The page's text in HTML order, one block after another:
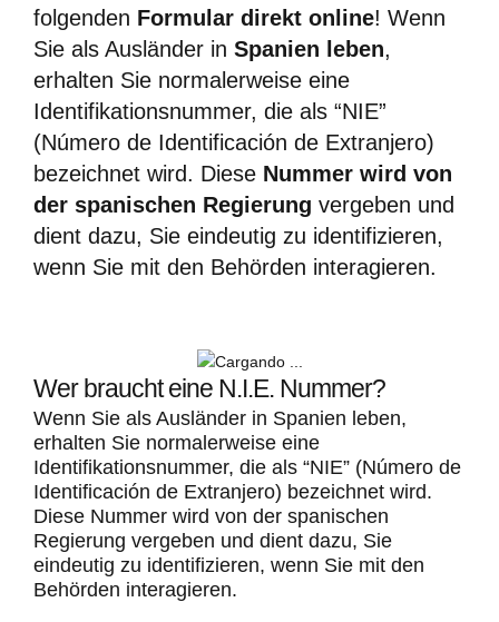
folgenden Formular direkt online! Wenn
Sie als Ausländer in Spanien leben,
erhalten Sie normalerweise eine
Identifikationsnummer, die als “NIE”
(Número de Identificación de Extranjero)
bezeichnet wird. Diese Nummer wird von
der spanischen Regierung vergeben und
dient dazu, Sie eindeutig zu identifizieren,
wenn Sie mit den Behörden interagieren.
Wer braucht eine N.I.E. Nummer?
Wenn Sie als Ausländer in Spanien leben,
erhalten Sie normalerweise eine
Identifikationsnummer, die als “NIE” (Número de
Identificación de Extranjero) bezeichnet wird.
Diese Nummer wird von der spanischen
Regierung vergeben und dient dazu, Sie
eindeutig zu identifizieren, wenn Sie mit den
Behörden interagieren.